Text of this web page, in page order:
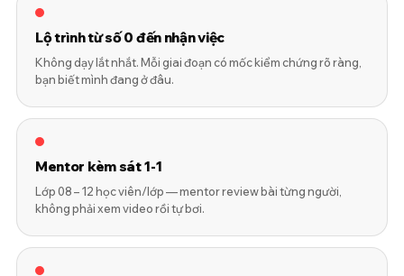
Lộ trình từ số 0 đến nhận việc
Không dạy lắt nhắt. Mỗi giai đoạn có mốc kiểm chứng rõ ràng,
bạn biết mình đang ở đâu.
Mentor kèm sát 1-1
Lớp 08 – 12 học viên/lớp — mentor review bài từng người,
không phải xem video rồi tự bơi.